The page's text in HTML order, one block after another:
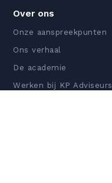
Over ons
Onze aanspreekpunten
Ons verhaal
De academie
Werken bij KP Adviseurs